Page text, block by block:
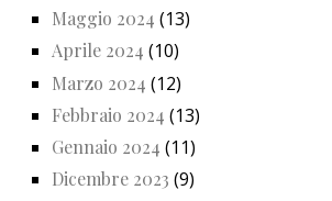
Maggio 2024 (13)
Aprile 2024 (10)
Marzo 2024 (12)
Febbraio 2024 (13)
Gennaio 2024 (11)
Dicembre 2023 (9)